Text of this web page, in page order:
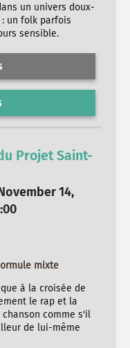
un univers doux-
un folk parfois
sensible.
Projet Saint-
14,
mixte
à la croisée de
le rap et la
comme s'il
de lui-même